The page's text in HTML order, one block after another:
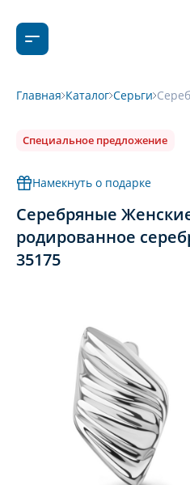
Главная Каталог Серьги
Специальное предложение
Намекнуть о подарке
Серебряные
родированное
35175